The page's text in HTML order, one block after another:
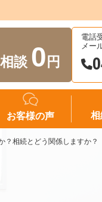
談 0 円
電話
メー
お客様の声 相
？相続とどう関係しますか？